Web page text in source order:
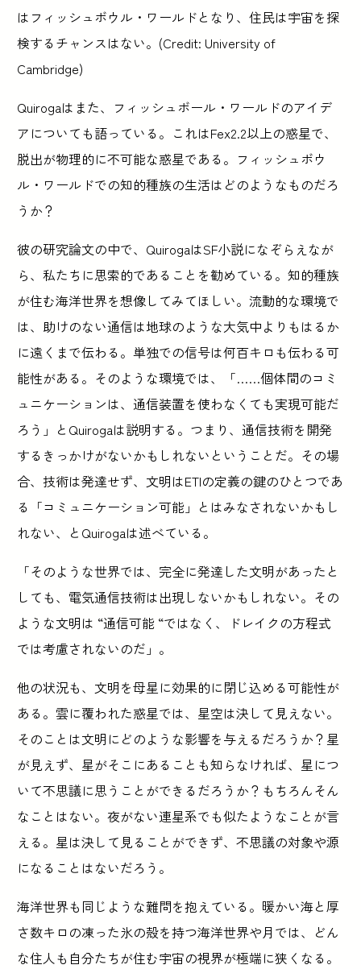
はフィッシュボウル・ワールドとなり、住民は宇宙を探
検するチャンスはない。(Credit: University of
Cambridge)
Quirogaはまた、フィッシュボール・ワールドのアイデ
アについても語っている。これはFex2.2以上の惑星で、
脱出が物理的に不可能な惑星である。フィッシュボウ
ル・ワールドでの知的種族の生活はどのようなものだろ
うか？
彼の研究論文の中で、QuirogaはSF小説になぞらえなが
ら、私たちに思索的であることを勧めている。知的種族
が住む海洋世界を想像してみてほしい。流動的な環境で
は、助けのない通信は地球のような大気中よりもはるか
に遠くまで伝わる。単独での信号は何百キロも伝わる可
能性がある。そのような環境では、「……個体間のコミ
ュニケーションは、通信装置を使わなくても実現可能だ
ろう」とQuirogaは説明する。つまり、通信技術を開発
するきっかけがないかもしれないということだ。その場
合、技術は発達せず、文明はETIの定義の鍵のひとつであ
る「コミュニケーション可能」とはみなされないかもし
れない、とQuirogaは述べている。
「そのような世界では、完全に発達した文明があったと
しても、電気通信技術は出現しないかもしれない。その
ような文明は “通信可能 “ではなく、ドレイクの方程式
では考慮されないのだ」。
他の状況も、文明を母星に効果的に閉じ込める可能性が
ある。雲に覆われた惑星では、星空は決して見えない。
そのことは文明にどのような影響を与えるだろうか？星
が見えず、星がそこにあることも知らなければ、星につ
いて不思議に思うことができるだろうか？もちろんそん
なことはない。夜がない連星系でも似たようなことが言
える。星は決して見ることができず、不思議の対象や源
になることはないだろう。
海洋世界も同じような難問を抱えている。暖かい海と厚
さ数キロの凍った氷の殻を持つ海洋世界や月では、どん
な住人も自分たちが住む宇宙の視界が極端に狭くなる。